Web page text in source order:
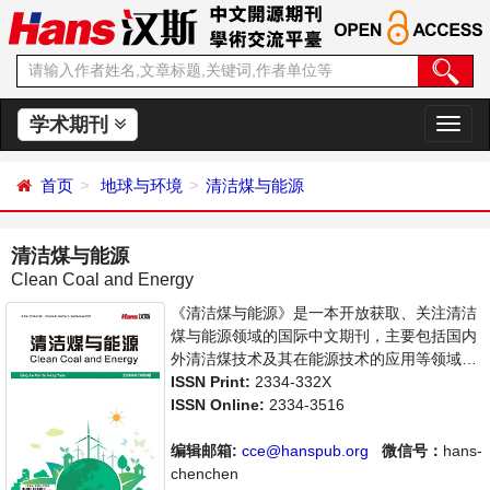
学术期刊
切
换
首页 地球与环境 清洁煤与能源
清洁煤与能源
Clean Coal and Energy
《清洁煤与能源》是一本开放获取、关注清洁
煤与能源领域的国际中文期刊，主要包括国内
外清洁煤技术及其在能源技术的应用等领域最
新成果介绍，学者讨论，某一领域的研究进展
和专业评论等多方面的内容，旨在给世界范围
分享和讨论清洁煤领域内不同方向问题与发展
的交流平台。
ISSN Print: 2334-332X
ISSN Online: 2334-3516
编辑邮箱: cce@hanspub.org 微信号： hans-
chenchen